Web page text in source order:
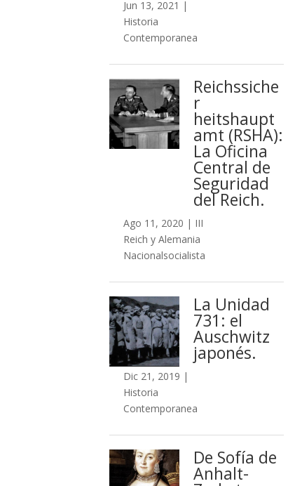
Jun 13, 2021 |
Historia
Contemporanea
Reichssiche
r​
heitshaupt
amt (RSHA):
La Oficina
Central de
Seguridad
del Reich.
Ago 11, 2020 | III
Reich y Alemania
Nacionalsocialista
La Unidad
731: el
Auschwitz
japonés.
Dic 21, 2019 |
Historia
Contemporanea
De Sofía de
Anhalt-